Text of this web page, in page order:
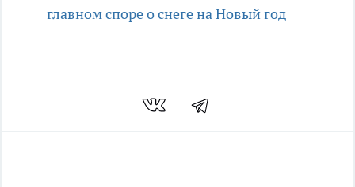
главном споре о снеге на Новый год